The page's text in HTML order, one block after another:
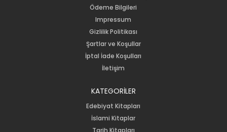
Ödeme Bilgileri
Impressum
Gizlilik Politikası
Şartlar ve Koşullar
İptal İade Koşulları
İletişim
KATEGORİLER
Edebiyat Kitapları
İslami Kitaplar
Tarih Kitapları